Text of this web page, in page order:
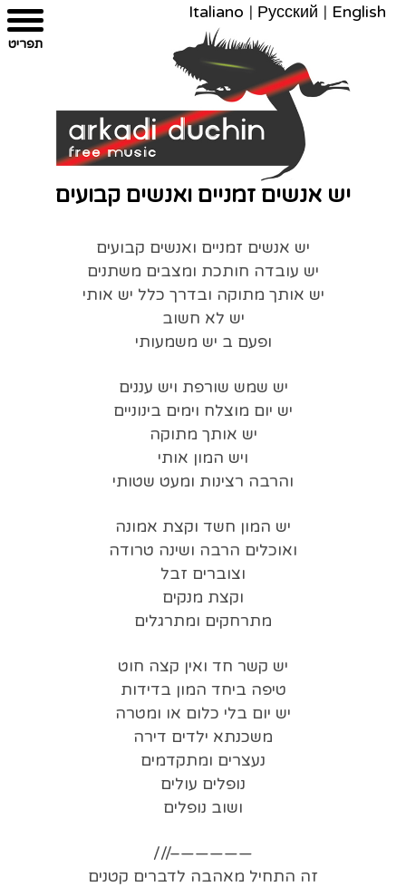
מפת
הצהרת
עבור
צרו
English
|
Русский
|
Italiano
יש אנשים זמניים ואנשים קבועים
יש אנשים זמניים ואנשים קבועים
יש עובדה חותכת ומצבים משתנים
יש אותך מתוקה ובדרך כלל יש אותי
יש לא חשוב
ופעם ב יש משמעותי
יש שמש שורפת ויש עננים
יש יום מוצלח וימים בינוניים
יש אותך מתוקה
ויש המון אותי
והרבה רצינות ומעט שטותי
יש המון חשד וקצת אמונה
ואוכלים הרבה ושינה טרודה
וצוברים זבל
וקצת מנקים
מתרחקים ומתרגלים
יש קשר חד ואין קצה חוט
טיפה ביחד המון בדידות
יש יום בלי כלום או ומטרה
משכנתא ילדים דירה
נעצרים ומתקדמים
נופלים עולים
ושוב נופלים
—————–///
זה התחיל מאהבה לדברים קטנים
תפריט